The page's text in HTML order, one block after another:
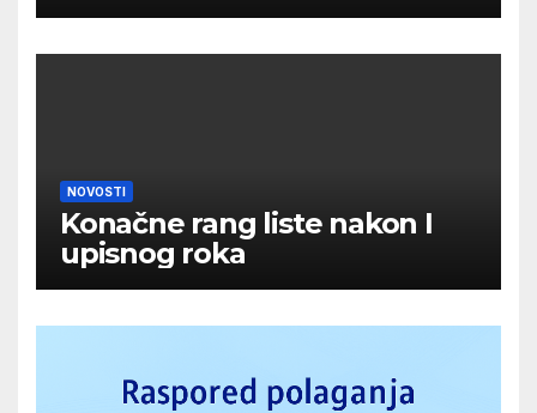
NOVOSTI
Konačne rang liste nakon I
upisnog roka